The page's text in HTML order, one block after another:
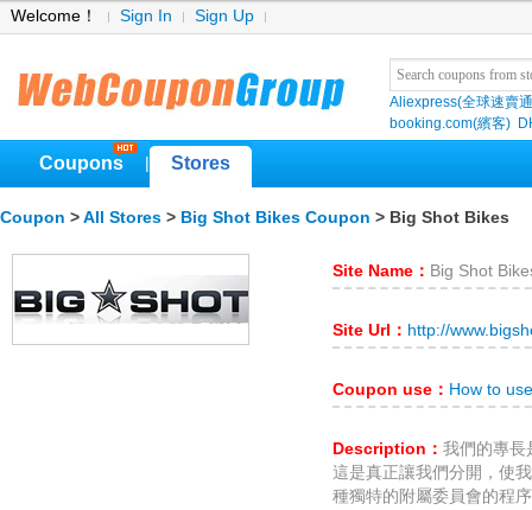
Welcome！ Sign In Sign Up
Aliexpress(全球速賣
booking.com(繽客)
Coupons Stores
Coupon > All Stores > Big Shot Bikes Coupon > Big Shot Bikes
Site Name： Big Shot
Site Url： http://
Coupon use： How to
Description： 我們的專長
這是真正讓我們分開，使
種獨特的附屬委員會的程